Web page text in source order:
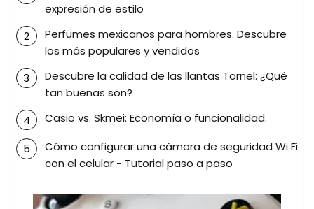
expresión de estilo
Perfumes mexicanos para hombres. Descubre
los más populares y vendidos
Descubre la calidad de las llantas Tornel: ¿Qué
tan buenas son?
Casio vs. Skmei: Economía o funcionalidad.
Cómo configurar una cámara de seguridad Wi Fi
con el celular - Tutorial paso a paso